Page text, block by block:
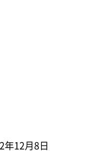
年12月8日